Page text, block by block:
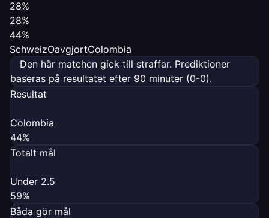
28%
28%
44%
SchweizOavgjortColombia
Den här matchen gick till straffar. Prediktioner
baseras på resultatet efter 90 minuter (0-0).
Resultat
Colombia
44%
Totalt mål
Under 2.5
59%
Båda gör mål